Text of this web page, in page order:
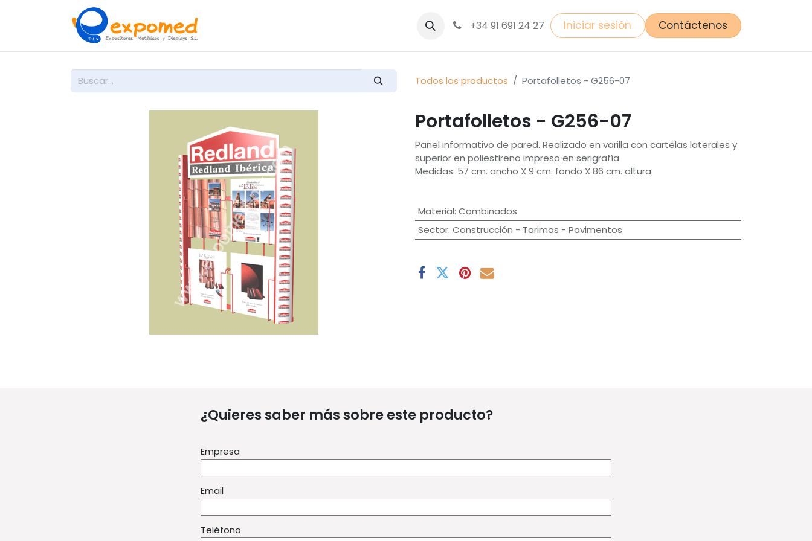
+34 91 691 24 27 Iniciar sesión Contáctenos
Todos los productos Portafolletos - G256-07
Portafolletos - G256-07
Panel informativo de pared. Realizado en varilla con cartelas laterales y
superior en poliestireno impreso en serigrafía
Medidas: 57 cm. ancho X 9 cm. fondo X 86 cm. altura
Material: Combinados
Sector: Construcción - Tarimas - Pavimentos
¿Quieres saber más sobre este producto?
Empresa
Email
Teléfono